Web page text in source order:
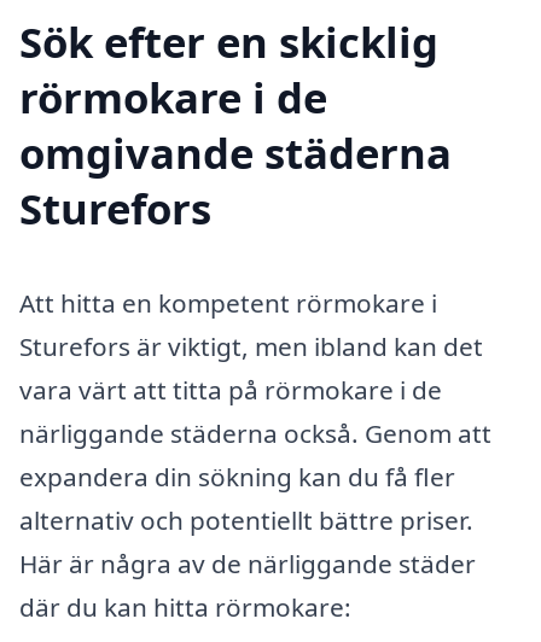
Sök efter en skicklig
rörmokare i de
omgivande städerna
Sturefors
Att hitta en kompetent rörmokare i
Sturefors är viktigt, men ibland kan det
vara värt att titta på rörmokare i de
närliggande städerna också. Genom att
expandera din sökning kan du få fler
alternativ och potentiellt bättre priser.
Här är några av de närliggande städer
där du kan hitta rörmokare: